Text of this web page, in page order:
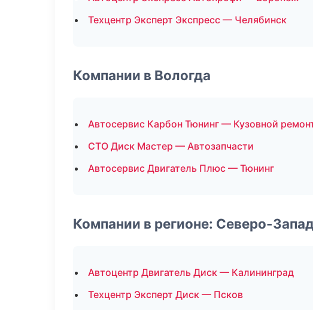
Техцентр Эксперт Экспресс — Челябинск
Компании в Вологда
Автосервис Карбон Тюнинг — Кузовной
СТО Диск Мастер — Автозапчасти
Автосервис Двигатель Плюс — Тюнинг
Компании в регионе: Северо-
Автоцентр Двигатель Диск — Калининград
Техцентр Эксперт Диск — Псков